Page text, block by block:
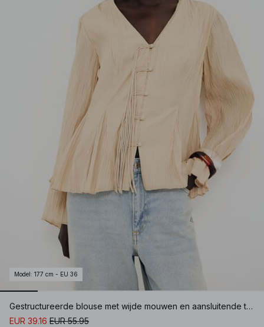
Model : 177 cm - EU 36
Gestructureerde blouse met wijde mouwen en aansluitende taille
EUR 39.16 EUR 55.95